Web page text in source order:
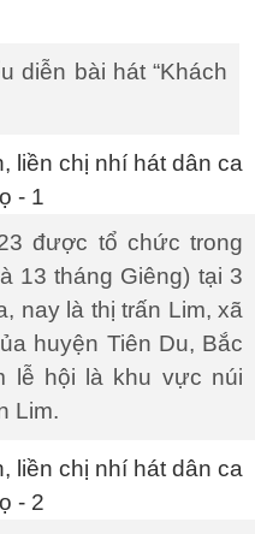
diễn bài hát “Khách
được tổ chức trong
13 tháng Giêng) tại 3
nay là thị trấn Lim, xã
huyện Tiên Du, Bắc
lễ hội là khu vực núi
Lim.